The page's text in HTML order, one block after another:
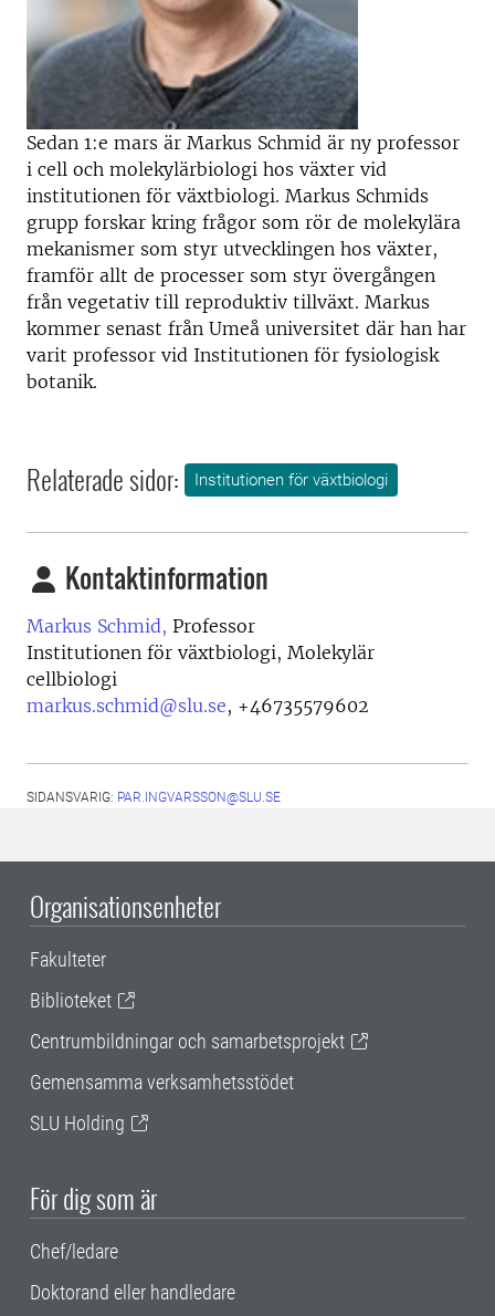
Sedan 1:e mars är Markus Schmid är ny professor
i cell och molekylärbiologi hos växter vid
institutionen för växtbiologi. Markus Schmids
grupp forskar kring frågor som rör de molekylära
mekanismer som styr utvecklingen hos växter,
framför allt de processer som styr övergången
från vegetativ till reproduktiv tillväxt. Markus
kommer senast från Umeå universitet där han har
varit professor vid Institutionen för fysiologisk
botanik.
Relaterade sidor: Institutionen för växtbiologi
Kontaktinformation
Markus Schmid, Professor
Institutionen för växtbiologi, Molekylär
cellbiologi
markus.schmid@slu.se, +46735579602
SIDANSVARIG: PAR.INGVARSSON@SLU.SE
Organisationsenheter
Fakulteter
Biblioteket
Centrumbildningar och samarbetsprojekt
Gemensamma verksamhetsstödet
SLU Holding
För dig som är
Chef/ledare
Doktorand eller handledare